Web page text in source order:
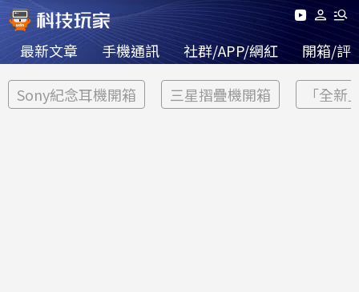
最新文章 手機通訊 社群/APP/網紅 開箱/評
Sony紀念耳機開箱 三星摺疊機開箱 「全新